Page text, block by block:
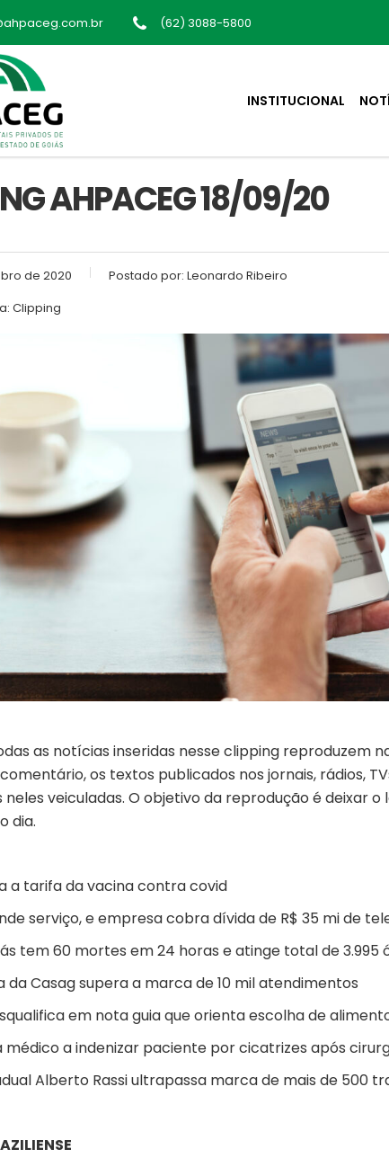
(62) 3088-5800
INSTITUCIONAL
AHPACEG 18/09/20
de 2020 Postado por: Leonardo Ribeiro
Clipping
as notícias inseridas nesse clipping reproduzem
os textos publicados nos jornais, rádios,
neles veiculadas. O objetivo da reprodução é deixar
dia.
a tarifa da vacina contra covid
serviço, e empresa cobra dívida de R$ 35 mi de
tem 60 mortes em 24 horas e atinge total de 3.995
da Casag supera a marca de 10 mil atendimentos
em nota guia que orienta escolha de
médico a indenizar paciente por cicatrizes após
Alberto Rassi ultrapassa marca de mais de 500